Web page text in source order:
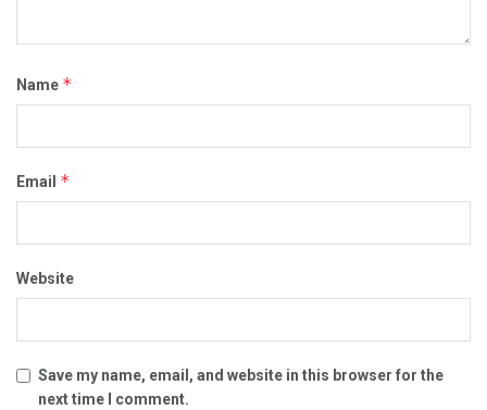
Name *
Email *
Website
Save my name, email, and website in this browser for the
next time I comment.